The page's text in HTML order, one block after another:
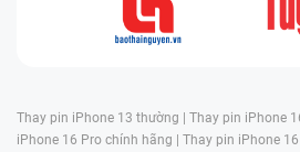
Thay pin iPhone 13 thường | Thay pin iPhone
iPhone 16 Pro chính hãng | Thay pin iPhone